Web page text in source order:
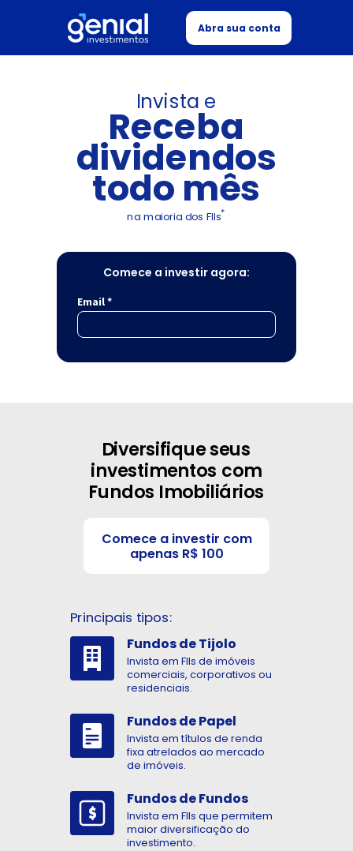
Diversifique seus
investimentos com
Fundos Imobiliários
Principais tipos:
Fundos de Tijolo
Invista em FIIs de imóveis
comerciais, corporativos ou
residenciais.
Fundos de Papel
Invista em títulos de renda
fixa atrelados ao mercado
de imóveis.
Fundos de Fundos
Invista em FIIs que permitem
maior diversificação do
investimento.
Comece a investir com
apenas R$ 100
pessoais de acordo com a nossa Política de
comunicações da Genial pelos canais oficiais (E-mail,
SMS, Whatsapp, Telefone).
Comece a investir agora:
Email *
Invista e
Receba
dividendos
todo mês
na maioria dos FIIs*
Abra sua conta